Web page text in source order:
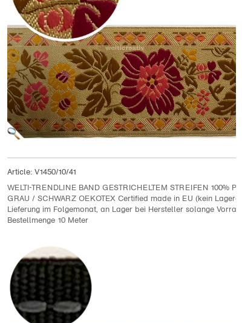
Article: V1450/10/41
WELTI-TRENDLINE BAND GESTRICHELTEM STREIFEN 100%
GRAU / SCHWARZ OEKOTEX Certified made in EU (kein
Lieferung im Folgemonat, an Lager bei Hersteller solange Vorrat
Bestellmenge 10 Meter